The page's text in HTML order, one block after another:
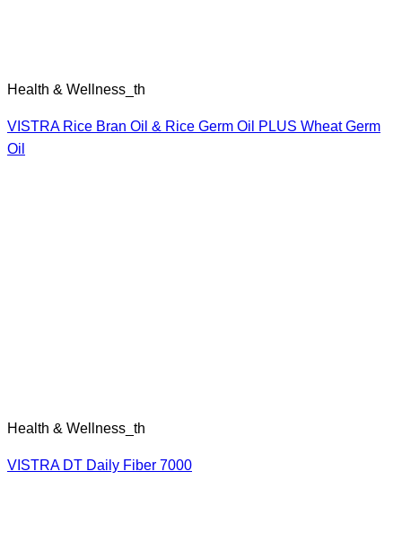
Health & Wellness_th
VISTRA Rice Bran Oil & Rice Germ Oil PLUS Wheat Germ
Oil
Health & Wellness_th
VISTRA DT Daily Fiber 7000